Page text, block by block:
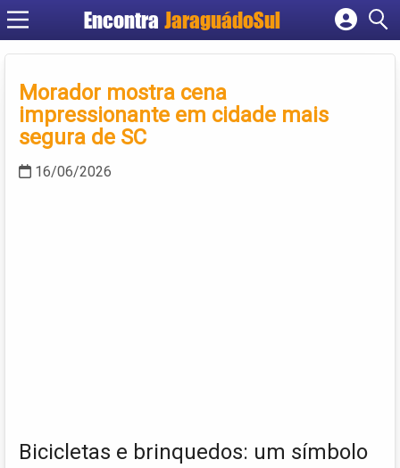
Encontra JaraguádoSul
Cadastrar empresa
Criar conta
Morador mostra cena
impressionante em cidade mais
segura de SC
16/06/2026
Bicicletas e brinquedos: um símbolo